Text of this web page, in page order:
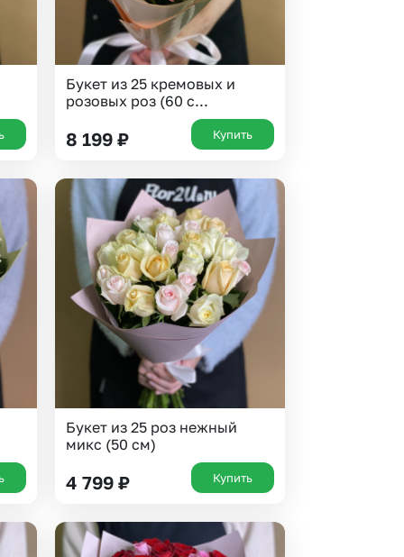
Букет из 25 кремовых и
розовых роз (60 с...
8 199 ₽ Купить
Букет из 25 роз нежный
микс (50 см)
4 799 ₽ Купить